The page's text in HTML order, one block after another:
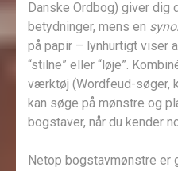
Danske Ordbog) giver dig
betydninger, mens en
på papir – lynhurtigt viser
“stilne” eller “løje”.
værktøj (Wordfeud-søger,
kan søge på mønstre og
bogstaver, når du kender
Netop bogstavmønstre er